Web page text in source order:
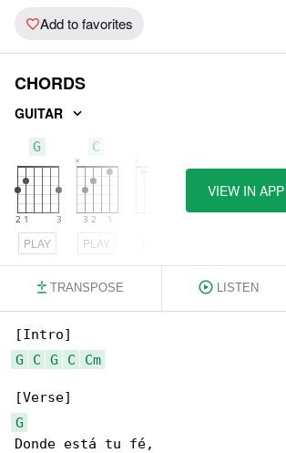
Add to favorites
CHORDS
GUITAR
G
PLAY
C
PLAY
VIEW IN APP
TRANSPOSE LISTEN
G
C G C Cm
G
Donde está tu fé,